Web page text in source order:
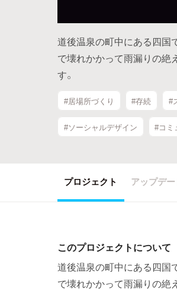
道後温泉の町中にある四国
で壊れかかって雨漏りの絶
す。
#居場所づくり #存続 #
#ソーシャルデザイン #コミ
プロジェクト アップデー
このプロジェクトについて
道後温泉の町中にある四国
で壊れかかって雨漏りの絶